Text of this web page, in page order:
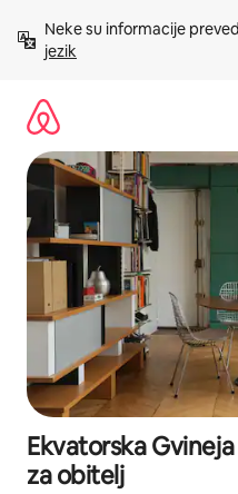
sadržaj
Neke su informacije
jezik
Ekvatorska
za obitelj